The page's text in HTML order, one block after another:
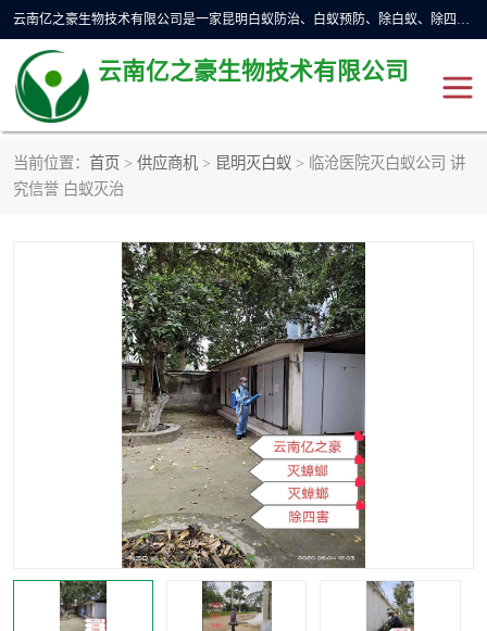
云南亿之豪生物技术有限公司是一家昆明白蚁防治、白蚁预防、除白蚁、除四害、灭蟑螂、消毒等业务的公司，公司致力于诚信经营、科技良好、讲究信誉、造福社会的理念，坚持走技术化、服务统一化,竭诚以优良的施工质量、主动的跟进服务、的管理经验，以诚信取于社会，立足于社会。
云南亿之豪生物技术有限公司
当前位置： 首页 > 供应商机 > 昆明灭白蚁 > 临沧医院灭白蚁公司 讲
究信誉 白蚁灭治
昆明灭鼠
昆明杀虫
昆明消杀公司
昆明消毒公司 昆明灭红火蚁公司
昆明驱蛇公司 昆明除虫除蚁